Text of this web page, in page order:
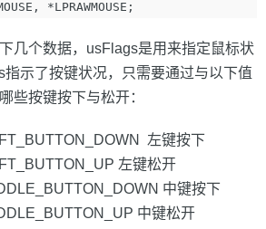
几个数据，usFlags是用来指定鼠标状
示了按键状况，只需要通过与以下值
些按键按下与松开：
左键按下
左键松开
中键按下
中键松开